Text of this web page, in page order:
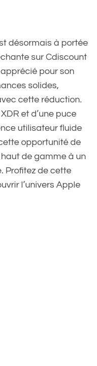
désormais à portée
sur Cdiscount
pour son
solides,
cette réduction.
et d’une puce
utilisateur fluide
opportunité de
de gamme à un
Profitez de cette
l’univers Apple